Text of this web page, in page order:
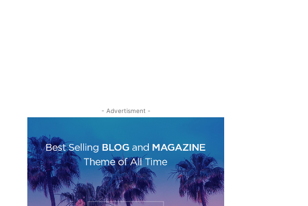
- Advertisment -